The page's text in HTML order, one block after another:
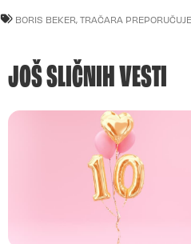
BORIS BEKER TRAČARA PREPORUČUJE
JOŠ SLIČNIH VESTI